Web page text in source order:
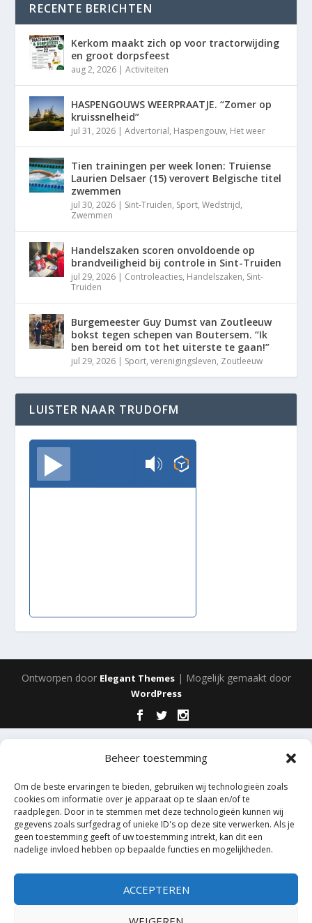
Beheer toestemming
Om de beste ervaringen te bieden, gebruiken wij technologieën zoals
cookies om informatie over je apparaat op te slaan en/of te
raadplegen. Door in te stemmen met deze technologieën kunnen wij
gegevens zoals surfgedrag of unieke ID's op deze site verwerken. Als je
geen toestemming geeft of uw toestemming intrekt, kan dit een
nadelige invloed hebben op bepaalde functies en mogelijkheden.
ACCEPTEREN
RECENTE BERICHTEN
Kerkom maakt zich op voor tractorwijding
en groot dorpsfeest
aug 2, 2026 |Activiteiten
HASPENGOUWS WEERPRAATJE. “Zomer op
kruissnelheid”
jul 31, 2026 |Advertorial, Haspengouw, Het weer
Tien trainingen per week lonen: Truiense
Laurien Delsaer (15) verovert Belgische titel
zwemmen
jul 30, 2026 | Sint-Truiden, Sport,Wedstrijd,
Zwemmen
Handelszaken scoren onvoldoende op
brandveiligheid bij controle in Sint-Truiden
jul 29, 2026 | Controleacties, Handelszaken, Sint-
Truiden
Burgemeester Guy Dumst van Zoutleeuw
bokst tegen schepen van Boutersem. “Ik
ben bereid om tot het uiterste te gaan!”
jul 29, 2026 | Sport,verenigingsleven, Zoutleeuw
LUISTER NAAR TRUDOFM
TrudoFM
Ontworpen door Elegant Themes| Mogelijk gemaakt door
WordPress